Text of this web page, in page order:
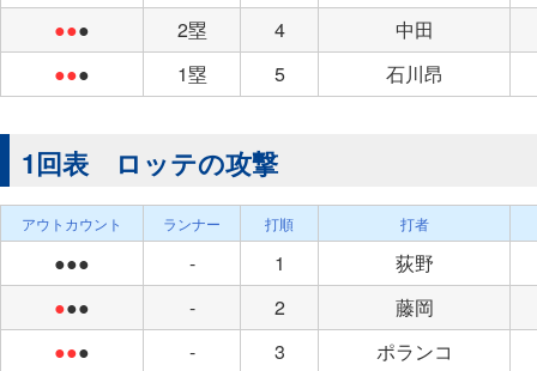
●●● 2塁 4
中田
●●● 1塁 5 石川昂
1回表 ロッテの攻撃
アウトカウント ランナー 打順 打者
●●● - 1
荻野
●●● - 2
藤岡
●●● - 3 ポランコ